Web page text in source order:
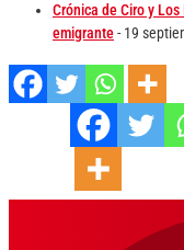
Crónica de Ciro y
emigrante- 19